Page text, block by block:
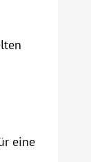
eine